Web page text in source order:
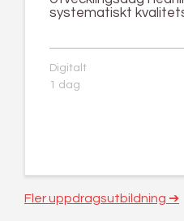
systematiskt
Digitalt
1 dag
Fler uppdragsutbildning ➔